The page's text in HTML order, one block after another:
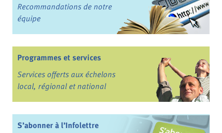
Recommandations de notre
équipe
Programmes et services
Services offerts aux échelons
local, régional et national
S’abonner à l’Infolettre